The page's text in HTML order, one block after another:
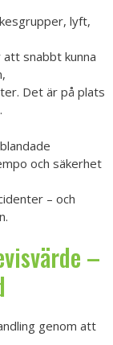
lyft,
snabbt kunna
Det är på plats
och säkerhet
– och
–
genom att